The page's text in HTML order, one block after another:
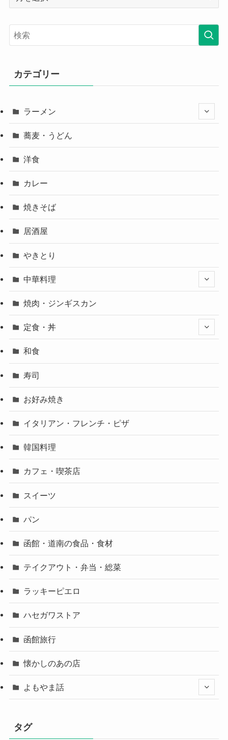
ー
カ
カテゴリー
ラーメン
蕎麦・うどん
洋食
カレー
焼きそば
居酒屋
やきとり
中華料理
焼肉・ジンギスカン
定食・丼
和食
寿司
お好み焼き
イタリアン・フレンチ・ピザ
韓国料理
カフェ・喫茶店
スイーツ
パン
函館・道南の食品・食材
テイクアウト・弁当・総菜
ラッキーピエロ
ハセガワストア
函館旅行
懐かしのあの店
よもやま話
タグ